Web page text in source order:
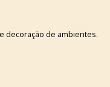
decoração de ambientes.